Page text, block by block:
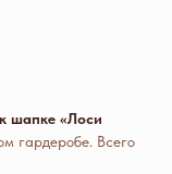
к шапке «Лоси
гардеробе. Всего